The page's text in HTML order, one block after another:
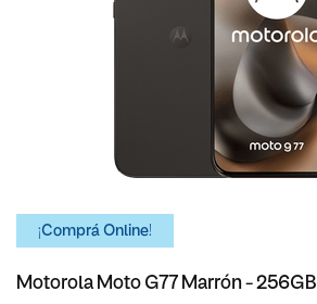
¡Comprá Online!
Motorola Moto G77 Marrón - 256GB